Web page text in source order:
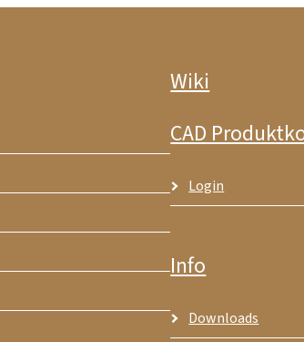
Wiki
CAD
Login
Info
Downloads